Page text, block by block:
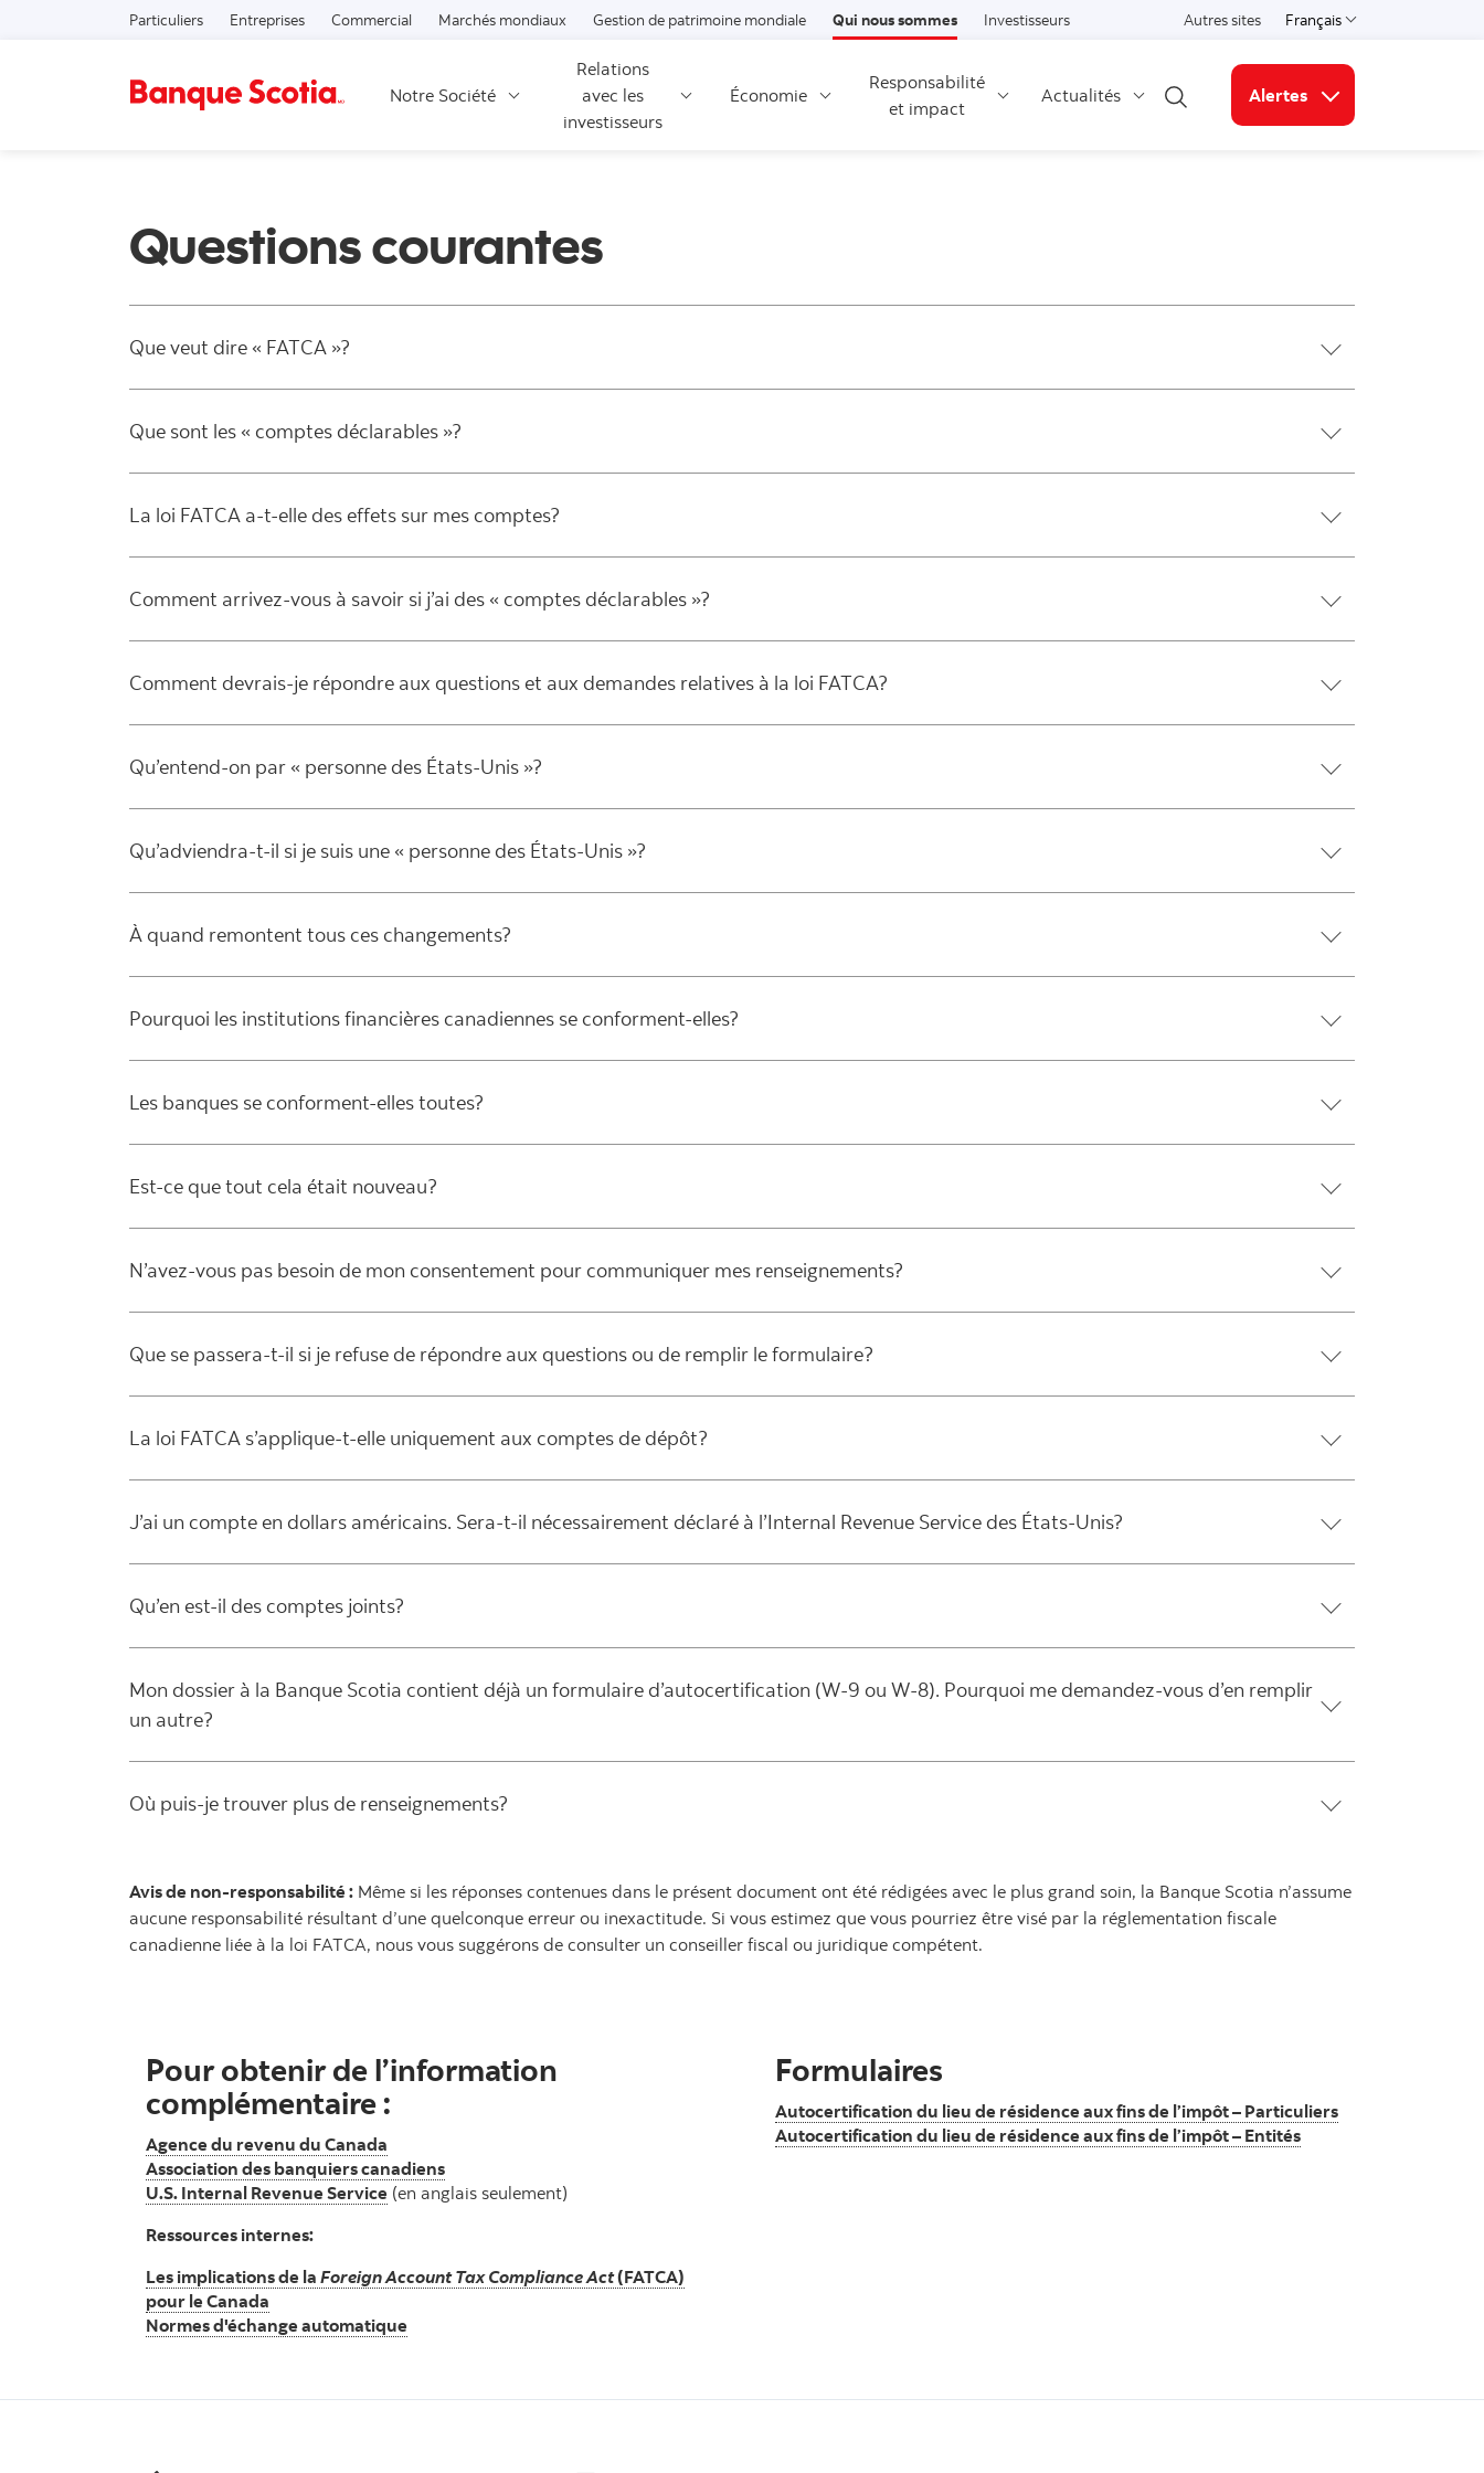
Passer au contenu
Particuliers Entreprises Commercial Marchés mondiaux Gestion de patrimoine mondiale Qui nous sommes Investisseurs Autres sites Français
Select a language
Notre Société
Relations
avec les
investisseurs
Économie
Responsabilité
et impact
Actualités
Open search
Alertes
Liens connexes
Questions courantes
Que veut dire « FATCA »?
Que sont les « comptes déclarables »?
La loi FATCA a-t-elle des effets sur mes comptes?
Comment arrivez-vous à savoir si j’ai des « comptes déclarables »?
Comment devrais-je répondre aux questions et aux demandes relatives à la loi FATCA?
Qu’entend-on par « personne des États-Unis »?
Qu’adviendra-t-il si je suis une « personne des États-Unis »?
À quand remontent tous ces changements?
Pourquoi les institutions financières canadiennes se conforment-elles?
Les banques se conforment-elles toutes?
Est-ce que tout cela était nouveau?
N’avez-vous pas besoin de mon consentement pour communiquer mes renseignements?
Que se passera-t-il si je refuse de répondre aux questions ou de remplir le formulaire?
La loi FATCA s’applique-t-elle uniquement aux comptes de dépôt?
J’ai un compte en dollars américains. Sera-t-il nécessairement déclaré à l’Internal Revenue Service des États-Unis?
Qu’en est-il des comptes joints?
Mon dossier à la Banque Scotia contient déjà un formulaire d’autocertification (W-9 ou W-8). Pourquoi me demandez-vous d’en remplir
un autre?
Où puis-je trouver plus de renseignements?
Avis de non-responsabilité : Même si les réponses contenues dans le présent document ont été rédigées avec le plus grand soin, la Banque Scotia n’assume
aucune responsabilité résultant d’une quelconque erreur ou inexactitude. Si vous estimez que vous pourriez être visé par la réglementation fiscale
canadienne liée à la loi FATCA, nous vous suggérons de consulter un conseiller fiscal ou juridique compétent.
Pour obtenir de l’information
complémentaire :
Agence du revenu du Canada
Association des banquiers canadiens
U.S. Internal Revenue Service (en anglais seulement)
Ressources internes:
Les implications de la Foreign Account Tax Compliance Act(FATCA)
pour le Canada
Normes d'échange automatique
Formulaires
Autocertification du lieu de résidence aux fins de l’impôt – Particuliers
Autocertification du lieu de résidence aux fins de l’impôt – Entités